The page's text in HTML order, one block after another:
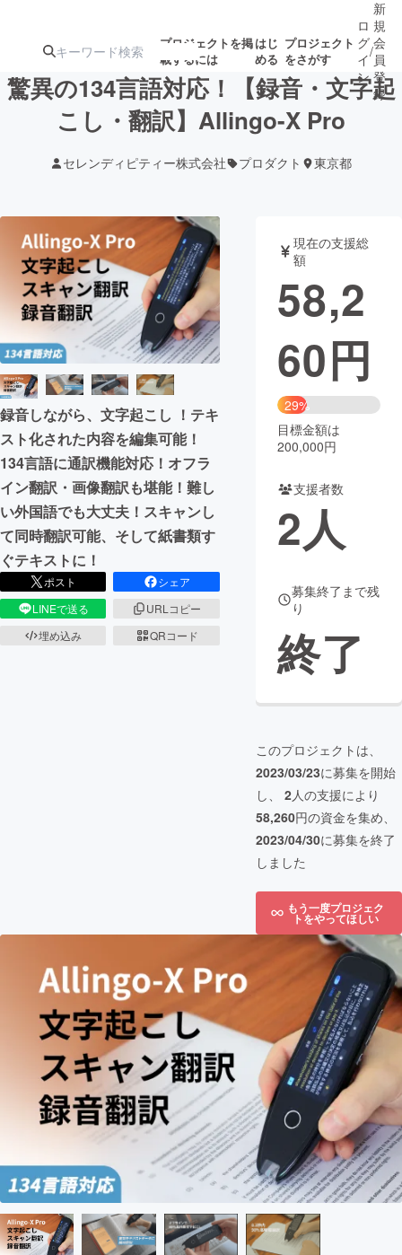
プロジェクトを掲
載するには
はじ
める
プロジェクト
をさがす
ターン
注目の新着プロ
ジェクト
募集終了が近いプ
ロジェクト
もうすぐ公開
されます
アート・写真 音楽
テクノロジー・ガジェット ゲーム・
映像・映画 書籍・雑誌
ビジネス・起業 チャレンジ
まちづくり・地域活性化
CAMPFIRE for Social Good
CAMPFIRE Creation
CAMPFIREふるさと納税machi-ya コミュニティ
ロ
グ
イ
ン
/
新
規
会
員
登
録
驚異の134言語対応！【録音・文字起
こし・翻訳】Allingo-X Pro
セレンディピティー株式会社 プロダクト 東京都
録音しながら、文字起こし ！テキ
スト化された内容を編集可能！
134言語に通訳機能対応！オフラ
イン翻訳・画像翻訳も堪能！難し
い外国語でも大丈夫！スキャンし
て同時翻訳可能、そして紙書類す
ぐテキストに！
ポスト
シェア
LINEで送る
URLコピー
埋め込み
QRコード
現在の支援総
額
58,2
60円
29%
目標金額は
200,000円
支援者数
2人
募集終了まで残
り
終了
このプロジェクトは、
2023/03/23に募集を開始
し、 2人の支援により
58,260円の資金を集め、
2023/04/30に募集を終了
しました
もう一度プロジェク
トをやってほしい